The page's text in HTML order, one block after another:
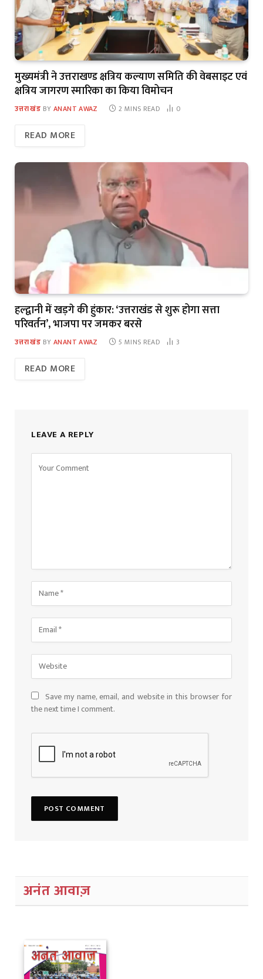
मुख्यमंत्री ने उत्तराखण्ड क्षत्रिय कल्याण समिति की वेबसाइट एवं
क्षत्रिय जागरण स्मारिका का किया विमोचन
उत्तराखंड BY ANANT AWAZ 2 MINS READ 0
READ MORE
हल्द्वानी में खड़गे की हुंकार: ‘उत्तराखंड से शुरू होगा सत्ता
परिवर्तन’, भाजपा पर जमकर बरसे
उत्तराखंड BY ANANT AWAZ 5 MINS READ 3
READ MORE
LEAVE A REPLY
Save my name, email, and website in this browser for
the next time I comment.
अनंत आवाज़